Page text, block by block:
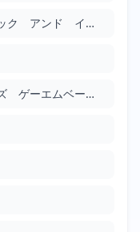
コモンウェルス サイエンティフィック アンド インダストリアル リサーチ オーガナイゼーション
レーザー・イメージング・システムズ ゲーエムベーハー